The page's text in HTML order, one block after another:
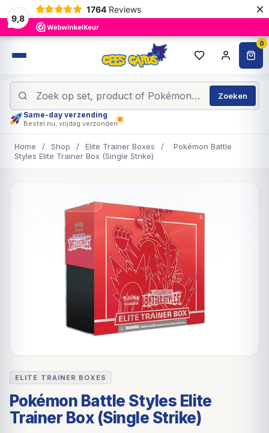
9,8
1764 Reviews ×
0
Zoeken
Same-day verzending
Bestel nu, vrijdag verzonden
Home / Shop / Elite Trainer Boxes /
Pokémon Battle
Styles Elite Trainer Box (Single Strike)
UITVERKOCHT
ELITE TRAINER BOXES
Pokémon Battle Styles Elite
Trainer Box (Single Strike)